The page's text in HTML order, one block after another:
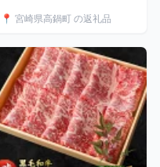
加 特産品 パン ヨーグルト
園 宮崎県 高鍋町 送料無料
【冷蔵】
📍 宮崎県高鍋町 の返礼品